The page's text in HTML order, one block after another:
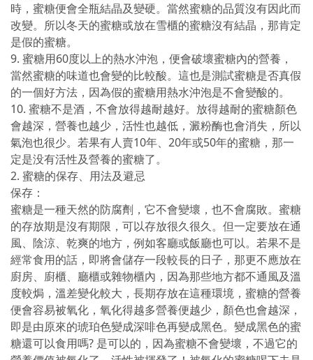
時，蜜糖便會全瓶結晶及變硬。當然蜜糖的品質沒有因此而
改變。所以冬天的蜜糖或放在雪櫃的蜜糖沒有結晶，那肯定
是假的蜜糖。
9. 蜜糖用60度以上的熱水沖泡，便會破壞蜜糖內的營養，
當然蜜糖的味道也會變的比較酸。這也是測試蜜糖是否真假
的一個好方法，因為假的蜜糖用熱水沖泡是不會變酸的。
10. 蜜糖不是酒，不會放得越耐越好。放得越耐的蜜糖顏色
會越深，營養也越少，活性也越低，澱粉酶也會消失，所以
氣泡也很少。若果有人賣10年、20年或50年的蜜糖，那一
定是没有活性及營養的蜜糖了。
2. 蜜糖的保存、用法及避忌
保存：
蜜糖是一種天然的防腐劑，它不會變壞，也不會腐敗。蜜糖
的存放期是沒有期限，可以存放很久很久。但一定要放在通
風、陰涼、乾爽的地方，例如客廳或飯廳也可以。若果不是
經常食用的話，即將會儲存一段較長的日子，那更不應放在
廚房、廚櫃、廳櫃或雜物櫃內，因為那些地方都不通風及溫
度較焗，溫差變化較大，長期存放在這種環境，蜜糖的營養
便會容易被氧化，氧化得越多營養便越少，顏色也會越深，
即是由原來的琥珀色變成深啡色再變成黑色。變成黑色的蜜
糖還可以食用嗎? 是可以的，因為蜜糖不會變壞，不過它的